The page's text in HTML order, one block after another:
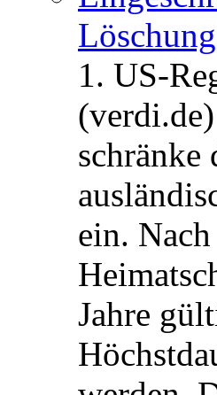
Löschung
1. US-
schränke
ein.
Jahre